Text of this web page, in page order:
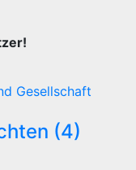
Gesellschaft
(4)